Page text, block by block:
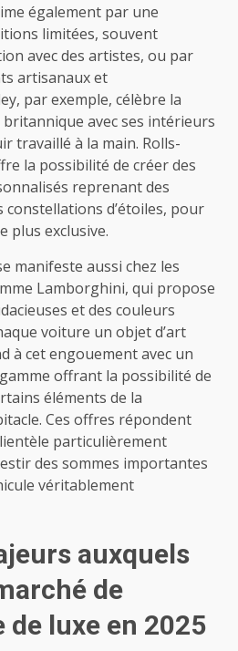
également par une
limitées, souvent
avec des artistes, ou par
artisanaux et
par exemple, célèbre la
britannique avec ses intérieurs
travaillé à la main. Rolls-
la possibilité de créer des
reprenant des
d’étoiles, pour
plus exclusive.
manifeste aussi chez les
Lamborghini, qui propose
et des couleurs
voiture un objet d’art
à cet engouement avec un
offrant la possibilité de
éléments de la
Ces offres répondent
particulièrement
des sommes importantes
véritablement
auxquels
de
de luxe en 2025